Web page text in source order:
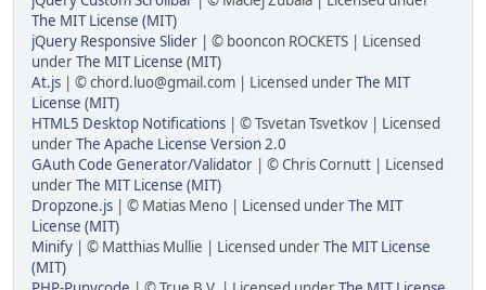
The MIT License (MIT)
jQuery Responsive Slider | © booncon ROCKETS | Licensed
underThe MIT License (MIT)
At.js | © chord.luo@gmail.com | Licensed underThe MIT
License (MIT)
HTML5 Desktop Notifications | © Tsvetan Tsvetkov | Licensed
underThe Apache License Version 2.0
GAuth Code Generator/Validator | © Chris Cornutt | Licensed
underThe MIT License (MIT)
Dropzone.js | © Matias Meno | Licensed underThe MIT
License (MIT)
Minify | © Matthias Mullie | Licensed underThe MIT License
(MIT)